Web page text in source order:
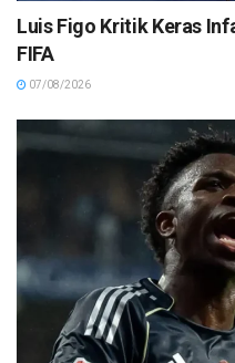
Luis Figo Kritik Keras
FIFA
07/08/2026